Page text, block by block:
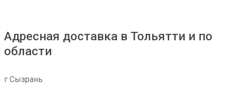
Адресная доставка в Тольятти и по
области
г Сызрань